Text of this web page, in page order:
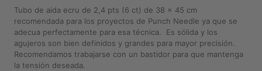
Políticas
Compra
Tubo de aida ecru de 2,4 pts (6 ct) de 38 x 45 cm
recomendada para los proyectos de Punch Needle ya que se
adecua perfectamente para esa técnica. Es sólida y los
agujeros son bien definidos y grandes para mayor precisión.
Recomendamos trabajarse con un bastidor para que mantenga
la tensión deseada.